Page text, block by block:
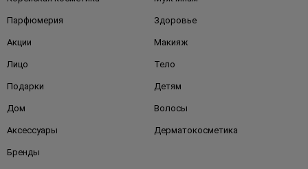
Парфюмерия Здоровье
Акции Макияж
Лицо Тело
Подарки Детям
Дом Волосы
Аксессуары Дерматокосметика
Бренды